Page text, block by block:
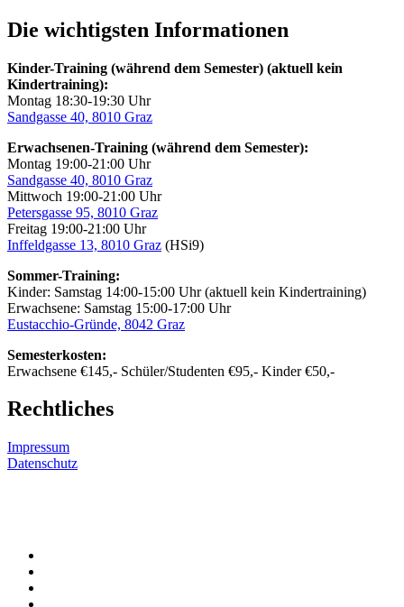
Die wichtigsten Informationen
Kinder-Training (während dem Semester) (aktuell kein
Kindertraining):
Montag 18:30-19:30 Uhr
Sandgasse 40, 8010 Graz
Erwachsenen-Training (während dem Semester):
Montag 19:00-21:00 Uhr
Sandgasse 40, 8010 Graz
Mittwoch 19:00-21:00 Uhr
Petersgasse 95, 8010 Graz
Freitag 19:00-21:00 Uhr
Inffeldgasse 13, 8010 Graz (HSi9)
Sommer-Training:
Kinder: Samstag 14:00-15:00 Uhr (aktuell kein Kindertraining)
Erwachsene: Samstag 15:00-17:00 Uhr
Eustacchio-Gründe, 8042 Graz
Semesterkosten:
Erwachsene €145,- Schüler/Studenten €95,- Kinder €50,-
Rechtliches
Impressum
Datenschutz